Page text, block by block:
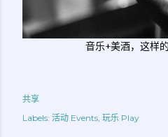
音乐+美酒，这样
共享
Labels: 活动 Events 玩乐 Play